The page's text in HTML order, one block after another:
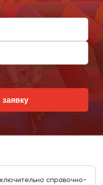
справочно-